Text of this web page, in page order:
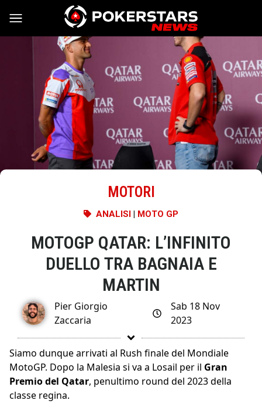
Vai al contenuto
MOTORI
ANALISI | MOTO GP
MOTOGP QATAR: L’INFINITO
DUELLO TRA BAGNAIA E
MARTIN
Pier Giorgio
Zaccaria
Sab 18 Nov
2023
Siamo dunque arrivati al Rush finale del Mondiale
MotoGP. Dopo la Malesia si va a Losail per il Gran
Premio del Qatar, penultimo round del 2023 della
classe regina.